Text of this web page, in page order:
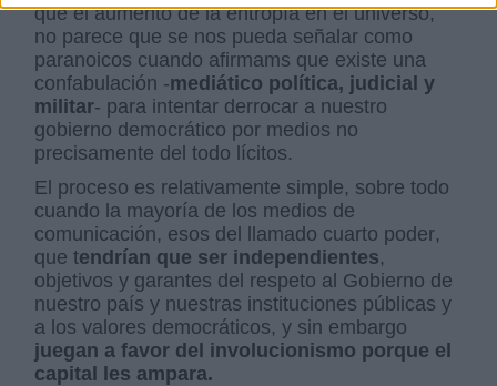
que el aumento de la entropía en el universo,
no parece que se nos pueda señalar como
paranoicos cuando afirmams que existe una
confabulación -mediático política, judicial y
militar- para intentar derrocar a nuestro
gobierno democrático por medios no
precisamente del todo lícitos.
El proceso es relativamente simple, sobre todo
cuando la mayoría de los medios de
comunicación, esos del llamado cuarto poder,
que tendrían que ser independientes,
objetivos y garantes del respeto al Gobierno de
nuestro país y nuestras instituciones públicas y
a los valores democráticos, y sin embargo
juegan a favor del involucionismo porque el
capital les ampara.